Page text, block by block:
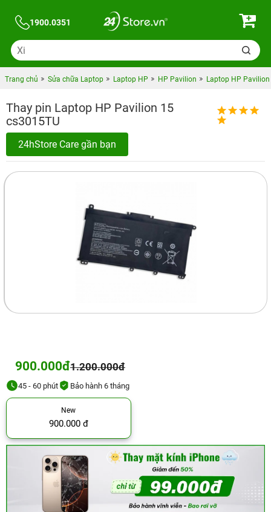
1900.0351
Trang chủ Sửa chữa Laptop Laptop HP HP Pavilion Laptop HP Pavilion
Thay pin Laptop HP Pavilion 15
cs3015TU
24hStore Care gần bạn
900.000đ1.200.000đ
45 - 60 phút Bảo hành 6 tháng
New
900.000 đ